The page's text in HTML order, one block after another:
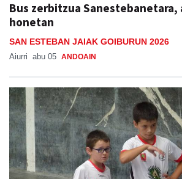
Bus zerbitzua Sanestebanetara,
honetan
SAN ESTEBAN JAIAK GOIBURUN 2026
Aiurri abu 05 ANDOAIN